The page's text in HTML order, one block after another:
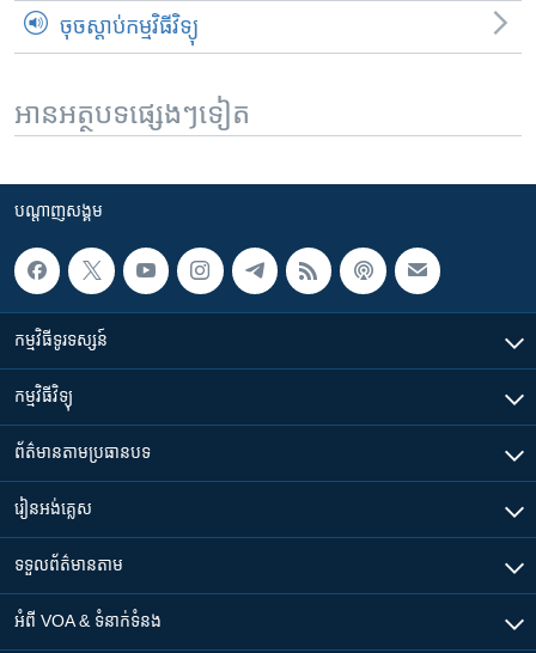
ចុចស្តាប់កម្មវិធីវិទ្យុ
អានអត្ថបទផ្សេងៗទៀត
បណ្តាញ​សង្គម
កម្មវិធី​ទូរទស្សន៍
កម្មវិធី​វិទ្យុ
ព័ត៌មាន​តាមប្រធានបទ​
រៀន​​អង់គ្លេស
ទទួល​ព័ត៌មាន​តាម
អំពី​ VOA & ទំនាក់ទំនង